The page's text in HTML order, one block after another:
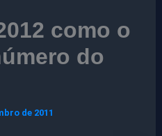
como o
do
de 2011